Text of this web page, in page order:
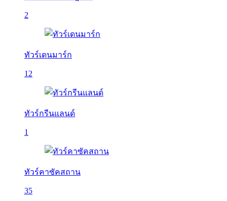
2
ทัวร์เดนมาร์ก
12
ทัวร์กรีนแลนด์
1
ทัวร์คาซัคสถาน
35